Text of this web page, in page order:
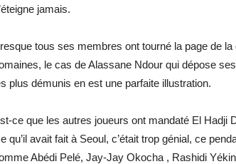
jamais.
tous ses membres ont tourné la page de
le cas de Alassane Ndour qui dépose
plus démunis en est une parfaite illustration.
ce que les autres joueurs ont mandaté El Hadji
qu’il avait fait à Seoul, c’était trop génial, ce
Abédi Pelé, Jay-Jay Okocha , Rashidi